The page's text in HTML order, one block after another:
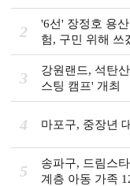
2
'6선' 장정호 용
험, 구민 위해 쓰
3
강원랜드, 석탄
스팅 캠프' 개최
4 마포구, 중장년
5
송파구, 드림스
계층 아동 가족